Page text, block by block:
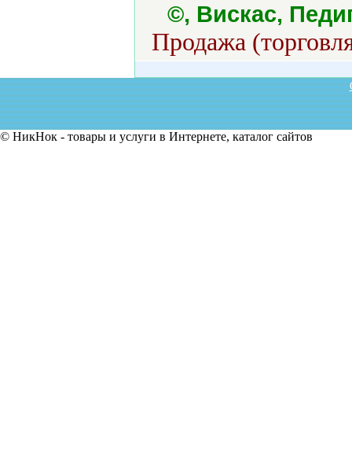
©, Вискас,
Продажа
© НикНок - товары и услуги в Интернете, каталог сайтов